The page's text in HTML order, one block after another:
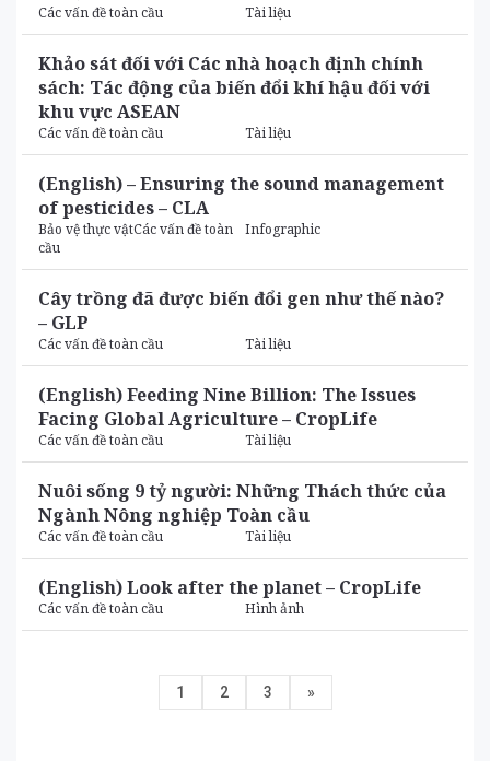
Các vấn đề toàn cầu Tài liệu
Khảo sát đối với Các nhà hoạch định chính
sách: Tác động của biến đổi khí hậu đối với
khu vực ASEAN
Các vấn đề toàn cầu Tài liệu
(English) – Ensuring the sound management
of pesticides – CLA
Bảo vệ thực vậtCác vấn đề toàn
cầu
Infographic
Cây trồng đã được biến đổi gen như thế nào?
– GLP
Các vấn đề toàn cầu Tài liệu
(English) Feeding Nine Billion: The Issues
Facing Global Agriculture – CropLife
Các vấn đề toàn cầu Tài liệu
Nuôi sống 9 tỷ người: Những Thách thức của
Ngành Nông nghiệp Toàn cầu
Các vấn đề toàn cầu Tài liệu
(English) Look after the planet – CropLife
Các vấn đề toàn cầu Hình ảnh
1 2 3 »